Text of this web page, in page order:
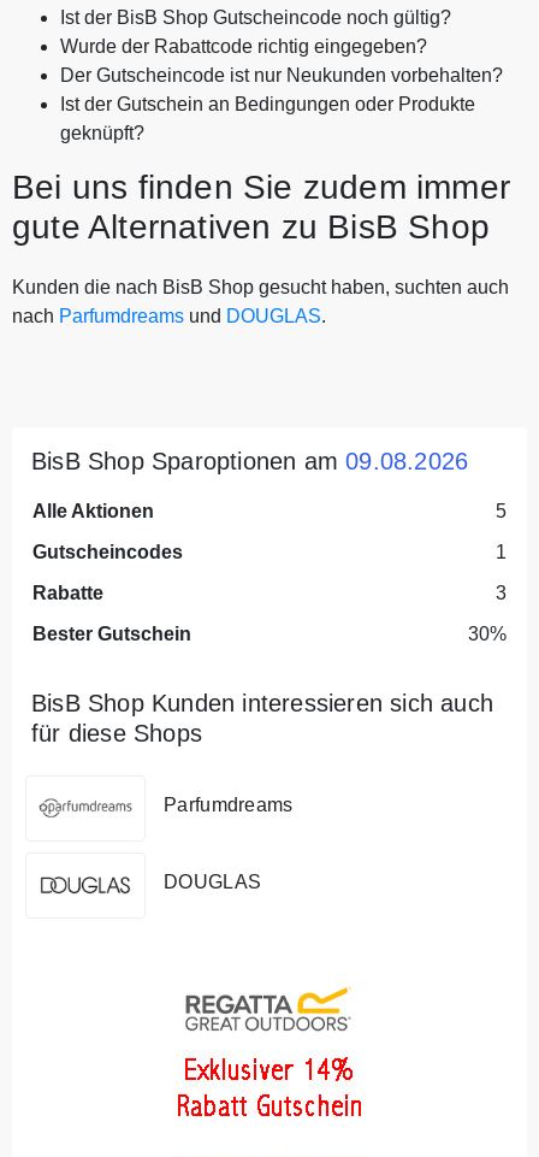
Ist der BisB Shop Gutscheincode noch gültig?
Wurde der Rabattcode richtig eingegeben?
Der Gutscheincode ist nur Neukunden vorbehalten?
Ist der Gutschein an Bedingungen oder Produkte
geknüpft?
Bei uns finden Sie zudem immer
gute Alternativen zu BisB Shop
Kunden die nach BisB Shop gesucht haben, suchten auch
nach Parfumdreams und DOUGLAS.
BisB Shop Sparoptionen am09.08.2026
Alle Aktionen
5
Gutscheincodes
1
Rabatte
3
Bester Gutschein
30%
BisB Shop Kunden interessieren sich auch
für diese Shops
Parfumdreams
DOUGLAS